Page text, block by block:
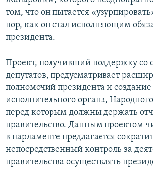
том, что он пытается
пор, как он стал исполняющим
президента.
Проект, получивший поддержку со
депутатов, предусматривает
полномочий президента и создание
исполнительного органа,
перед которым должны держать
правительство. Данным проектом
в парламенте предлагается
непосредственный контроль за
правительства осуществлять